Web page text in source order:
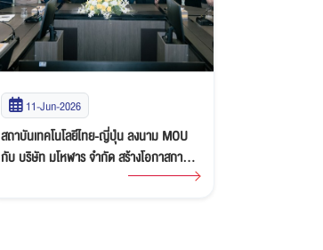
27-May-2026
อธิการบดี TNI ต้อนรับผู้บริหาร Nippn
Foods Corporation (Thailand) Ltd. หารือ
ความร่วมมือและสนับสนุนทุนการศึกษา